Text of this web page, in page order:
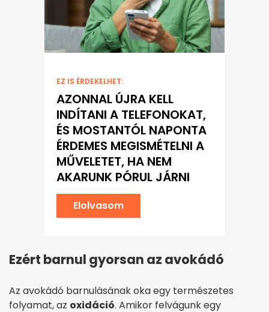
EZ IS ÉRDEKELHET:
AZONNAL ÚJRA KELL
INDÍTANI A TELEFONOKAT,
ÉS MOSTANTÓL NAPONTA
ÉRDEMES MEGISMÉTELNI A
MŰVELETET, HA NEM
AKARUNK PÓRUL JÁRNI
Elolvasom
Ezért barnul gyorsan az avokádó
Az avokádó barnulásának oka egy természetes
folyamat, az oxidáció. Amikor felvágunk egy